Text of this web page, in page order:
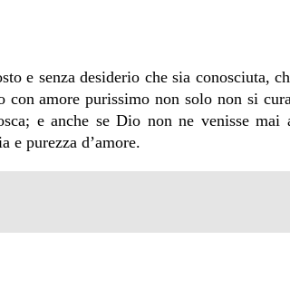
e senza desiderio che sia conosciuta,
amore purissimo non solo non si
e anche se Dio non ne venisse mai
e purezza d’amore.